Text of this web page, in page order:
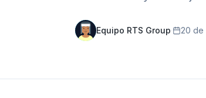
Equipo RTS Group· 20 de